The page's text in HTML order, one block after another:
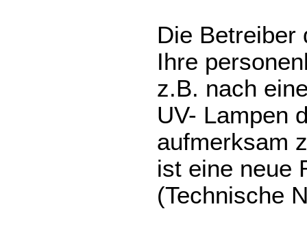
Die Betreiber
Ihre
z.B. nach
UV- Lampen
aufmerksam
ist eine neue
(Technische